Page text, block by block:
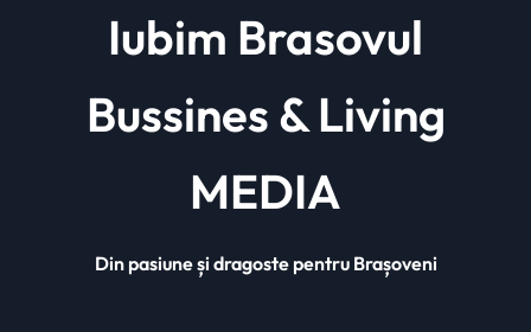
Iubim Brasovul
Bussines & Living
MEDIA
Din pasiune și dragoste pentru Brașoveni